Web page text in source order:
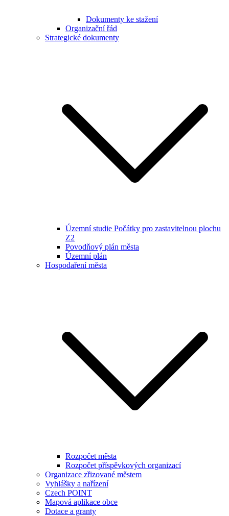
Dokumenty ke stažení
Organizační řád
Strategické dokumenty
Územní studie Počátky pro zastavitelnou plochu
Z2
Povodňový plán města
Územní plán
Hospodaření města
Rozpočet města
Rozpočet příspěvkových organizací
Organizace zřizované městem
Vyhlášky a nařízení
Czech POINT
Mapová aplikace obce
Dotace a granty